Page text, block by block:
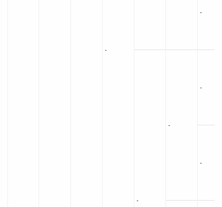
-
-
-
-
-
-